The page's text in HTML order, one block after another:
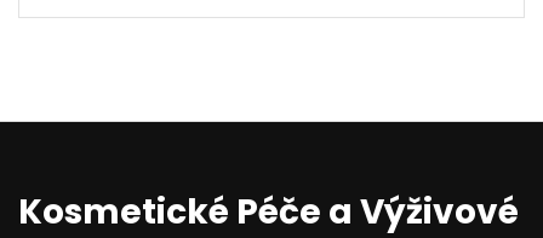
Kosmetické Péče a Výživové